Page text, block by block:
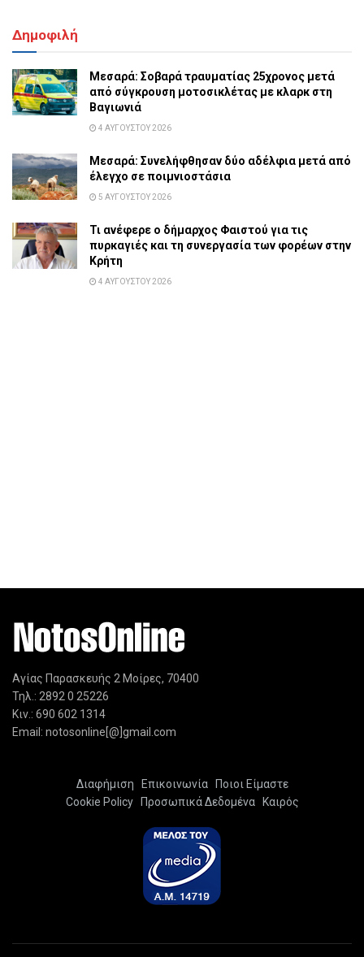
Δημοφιλή
Μεσαρά: Σοβαρά τραυματίας 25χρονος μετά
από σύγκρουση μοτοσικλέτας με κλαρκ στη
Βαγιωνιά
4 ΑΥΓΟΎΣΤΟΥ 2026
Μεσαρά: Συνελήφθησαν δύο αδέλφια μετά από
έλεγχο σε ποιμνιοστάσια
5 ΑΥΓΟΎΣΤΟΥ 2026
Τι ανέφερε ο δήμαρχος Φαιστού για τις
πυρκαγιές και τη συνεργασία των φορέων στην
Κρήτη
4 ΑΥΓΟΎΣΤΟΥ 2026
Αγίας Παρασκευής 2 Μοίρες, 70400
Τηλ.: 2892 0 25226
Κιν.: 690 602 1314
Email: notosonline[@]gmail.com
Διαφήμιση Επικοινωνία
Ποιοι Είμαστε
Cookie Policy
Προσωπικά Δεδομένα Καιρός